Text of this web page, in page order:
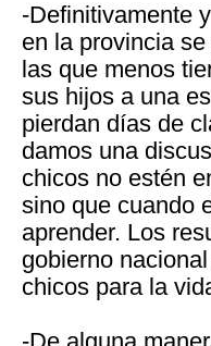
-Definitivamente
en la provincia
las que menos
sus hijos a una
pierdan días de
damos una
chicos no estén
sino que cuando
aprender. Los
gobierno
chicos para la